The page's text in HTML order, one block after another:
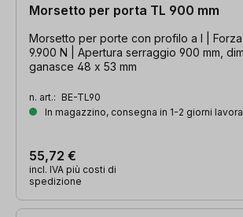
Morsetto per porta TL 900 mm
Morsetto per porte con profilo a I |
9.900 N | Apertura serraggio 900 mm,
ganasce 48 x 53 mm
n. art.: BE-TL90
In magazzino, consegna in 1-2 giorni
55,72 €
incl. IVA più costi di
spedizione